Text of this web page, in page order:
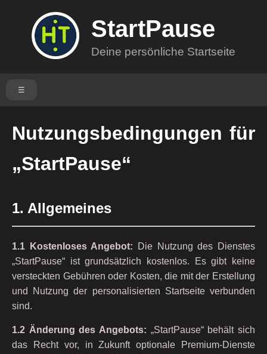
StartPause
Deine persönliche Startseite
☰
Nutzungsbedingungen für
„StartPause“
1. Allgemeines
1.1 Kostenloses Angebot: Die Nutzung des Dienstes
„StartPause“ ist grundsätzlich kostenlos. Es gibt keine
versteckten Gebühren oder Kosten, die mit der Erstellung
und Nutzung der personalisierten Startseite verbunden
sind.
1.2 Änderung des Angebots: „StartPause“ behält sich
das Recht vor, in Zukunft optionale Premium-Dienste